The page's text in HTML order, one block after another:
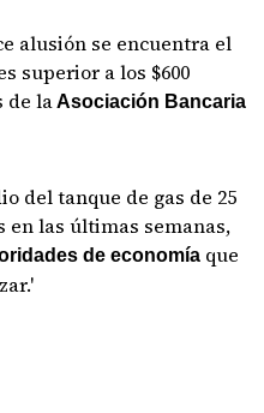
alusión se encuentra el
superior a los $600
de laAsociación Bancaria
del tanque de gas de 25
en las últimas semanas,
de economía que